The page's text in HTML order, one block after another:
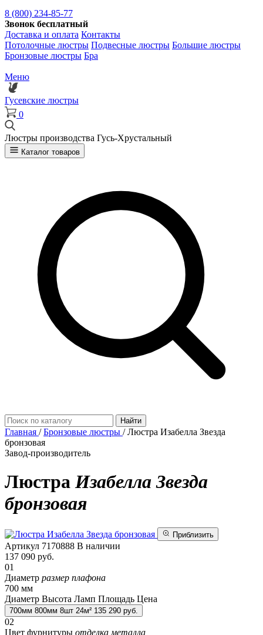
8 (800) 234-85-77
Звонок бесплатный
Доставка и оплата Контакты
Потолочные люстры Подвесные люстры Большие люстры
Бронзовые люстры Бра
Меню
Гусевские люстры
0
Люстры производства Гусь-Хрустальный
Каталог товаров
Найти
Главная / Бронзовые люстры / Люстра Изабелла Звезда
бронзовая
Завод-производитель
ЛюстраИзабелла Звезда
бронзовая
Приблизить
Артикул 7170888 В наличии
137 090 руб.
01
Диаметр размер плафона
700 мм
Диаметр Высота Ламп Площадь Цена
700мм 800мм 8шт 24м² 135 290 руб.
02
Цвет фурнитуры отделка металла